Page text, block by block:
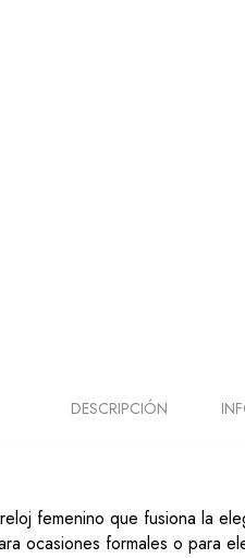
DESCRIPCIÓN
femenino que fusiona la
ocasiones formales o para